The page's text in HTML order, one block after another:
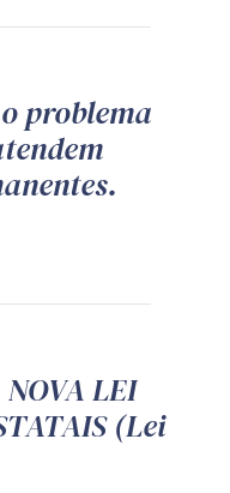
problema
LEI
(Lei